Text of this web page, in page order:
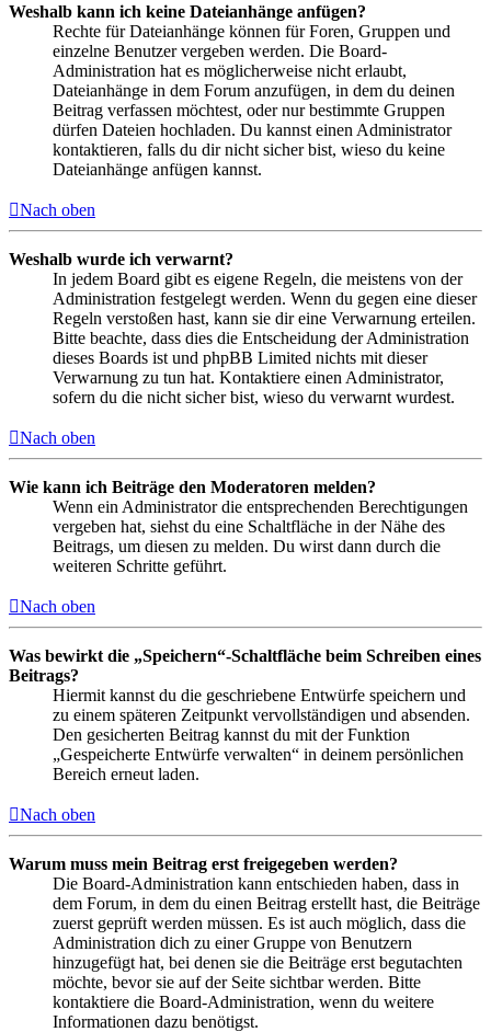
Weshalb kann ich keine Dateianhänge anfügen?
Rechte für Dateianhänge können für Foren, Gruppen und
einzelne Benutzer vergeben werden. Die Board-
Administration hat es möglicherweise nicht erlaubt,
Dateianhänge in dem Forum anzufügen, in dem du deinen
Beitrag verfassen möchtest, oder nur bestimmte Gruppen
dürfen Dateien hochladen. Du kannst einen Administrator
kontaktieren, falls du dir nicht sicher bist, wieso du keine
Dateianhänge anfügen kannst.
Nach oben
Weshalb wurde ich verwarnt?
In jedem Board gibt es eigene Regeln, die meistens von der
Administration festgelegt werden. Wenn du gegen eine dieser
Regeln verstoßen hast, kann sie dir eine Verwarnung erteilen.
Bitte beachte, dass dies die Entscheidung der Administration
dieses Boards ist und phpBB Limited nichts mit dieser
Verwarnung zu tun hat. Kontaktiere einen Administrator,
sofern du die nicht sicher bist, wieso du verwarnt wurdest.
Nach oben
Wie kann ich Beiträge den Moderatoren melden?
Wenn ein Administrator die entsprechenden Berechtigungen
vergeben hat, siehst du eine Schaltfläche in der Nähe des
Beitrags, um diesen zu melden. Du wirst dann durch die
weiteren Schritte geführt.
Nach oben
Was bewirkt die „Speichern“-Schaltfläche beim Schreiben eines
Beitrags?
Hiermit kannst du die geschriebene Entwürfe speichern und
zu einem späteren Zeitpunkt vervollständigen und absenden.
Den gesicherten Beitrag kannst du mit der Funktion
„Gespeicherte Entwürfe verwalten“ in deinem persönlichen
Bereich erneut laden.
Nach oben
Warum muss mein Beitrag erst freigegeben werden?
Die Board-Administration kann entschieden haben, dass in
dem Forum, in dem du einen Beitrag erstellt hast, die Beiträge
zuerst geprüft werden müssen. Es ist auch möglich, dass die
Administration dich zu einer Gruppe von Benutzern
hinzugefügt hat, bei denen sie die Beiträge erst begutachten
möchte, bevor sie auf der Seite sichtbar werden. Bitte
kontaktiere die Board-Administration, wenn du weitere
Informationen dazu benötigst.